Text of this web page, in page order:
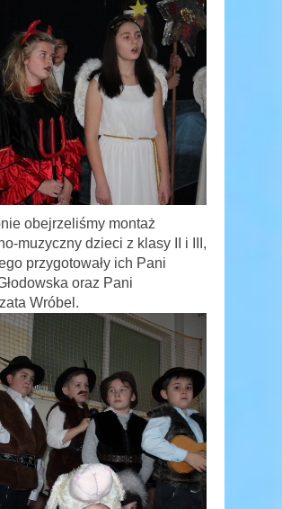
obejrzeliśmy montaż
muzyczny dzieci z klasy II i III,
przygotowały ich Pani
oraz Pani
Wróbel.